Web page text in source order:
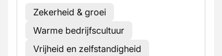
Zekerheid & groei
Warme bedrijfscultuur
Vrijheid en zelfstandigheid